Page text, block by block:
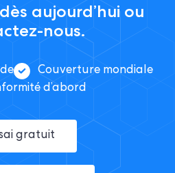
aujourd’hui ou
nous.
Couverture mondiale
d’abord
gratuit